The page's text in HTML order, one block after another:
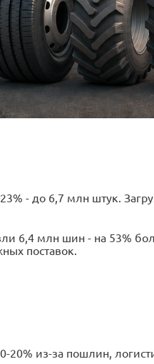
- до 6,7 млн штук.
6,4 млн шин - на 53%
поставок.
20% из-за пошлин,